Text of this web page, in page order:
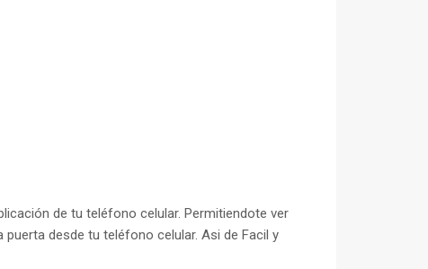
de tu teléfono celular. Permitiendote ver
desde tu teléfono celular. Asi de Facil y